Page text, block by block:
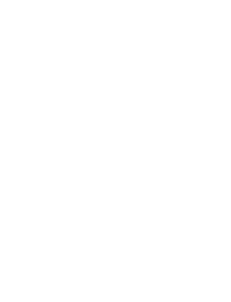
příplatek je možné dokoupit
Corossol, kde je stravování
grill na pláži (Adam & Eve),
pláži (Helios), designová
restaurace (Seselwa).
(šlapadla, katamarán,